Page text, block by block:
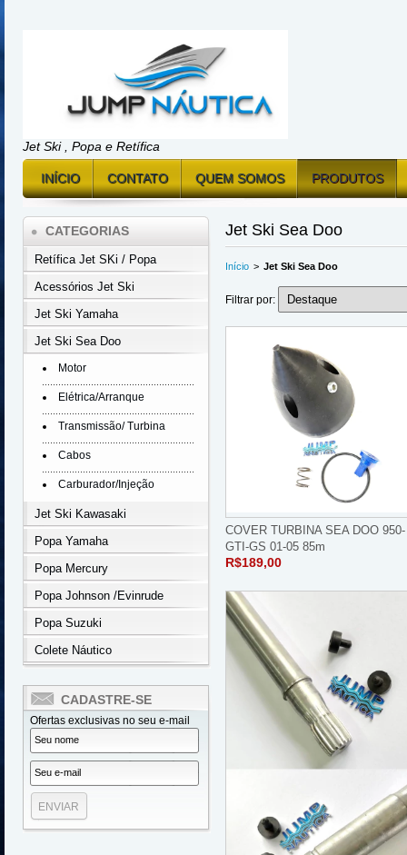
Jet Ski , Popa e Retífica
INÍCIO CONTATO QUEM SOMOS PRODUTOS
CATEGORIAS
Retífica Jet SKi / Popa
Acessórios Jet Ski
Jet Ski Yamaha
Jet Ski Sea Doo
Motor
Elétrica/Arranque
Transmissão/ Turbina
Cabos
Carburador/Injeção
Jet Ski Kawasaki
Popa Yamaha
Popa Mercury
Popa Johnson /Evinrude
Popa Suzuki
Colete Náutico
CADASTRE-SE
Ofertas exclusivas no seu e-mail
Jet Ski Sea Doo
Início > Jet Ski Sea Doo
Filtrar por:
COVER TURBINA SEA DOO 950-
GTI-GS 01-05 85m
R$189,00